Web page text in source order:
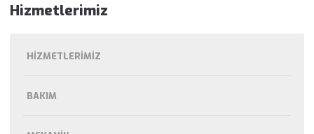
Hizmetlerimiz
HIZMETLERIMIZ
BAKIM